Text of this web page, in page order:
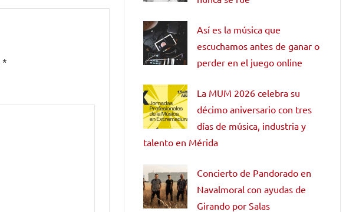
*
Así es la música que
escuchamos antes de ganar o
perder en el juego online
La MUM 2026 celebra su
décimo aniversario con tres
días de música, industria y
talento en Mérida
Concierto de Pandorado en
Navalmoral con ayudas de
Girando por Salas